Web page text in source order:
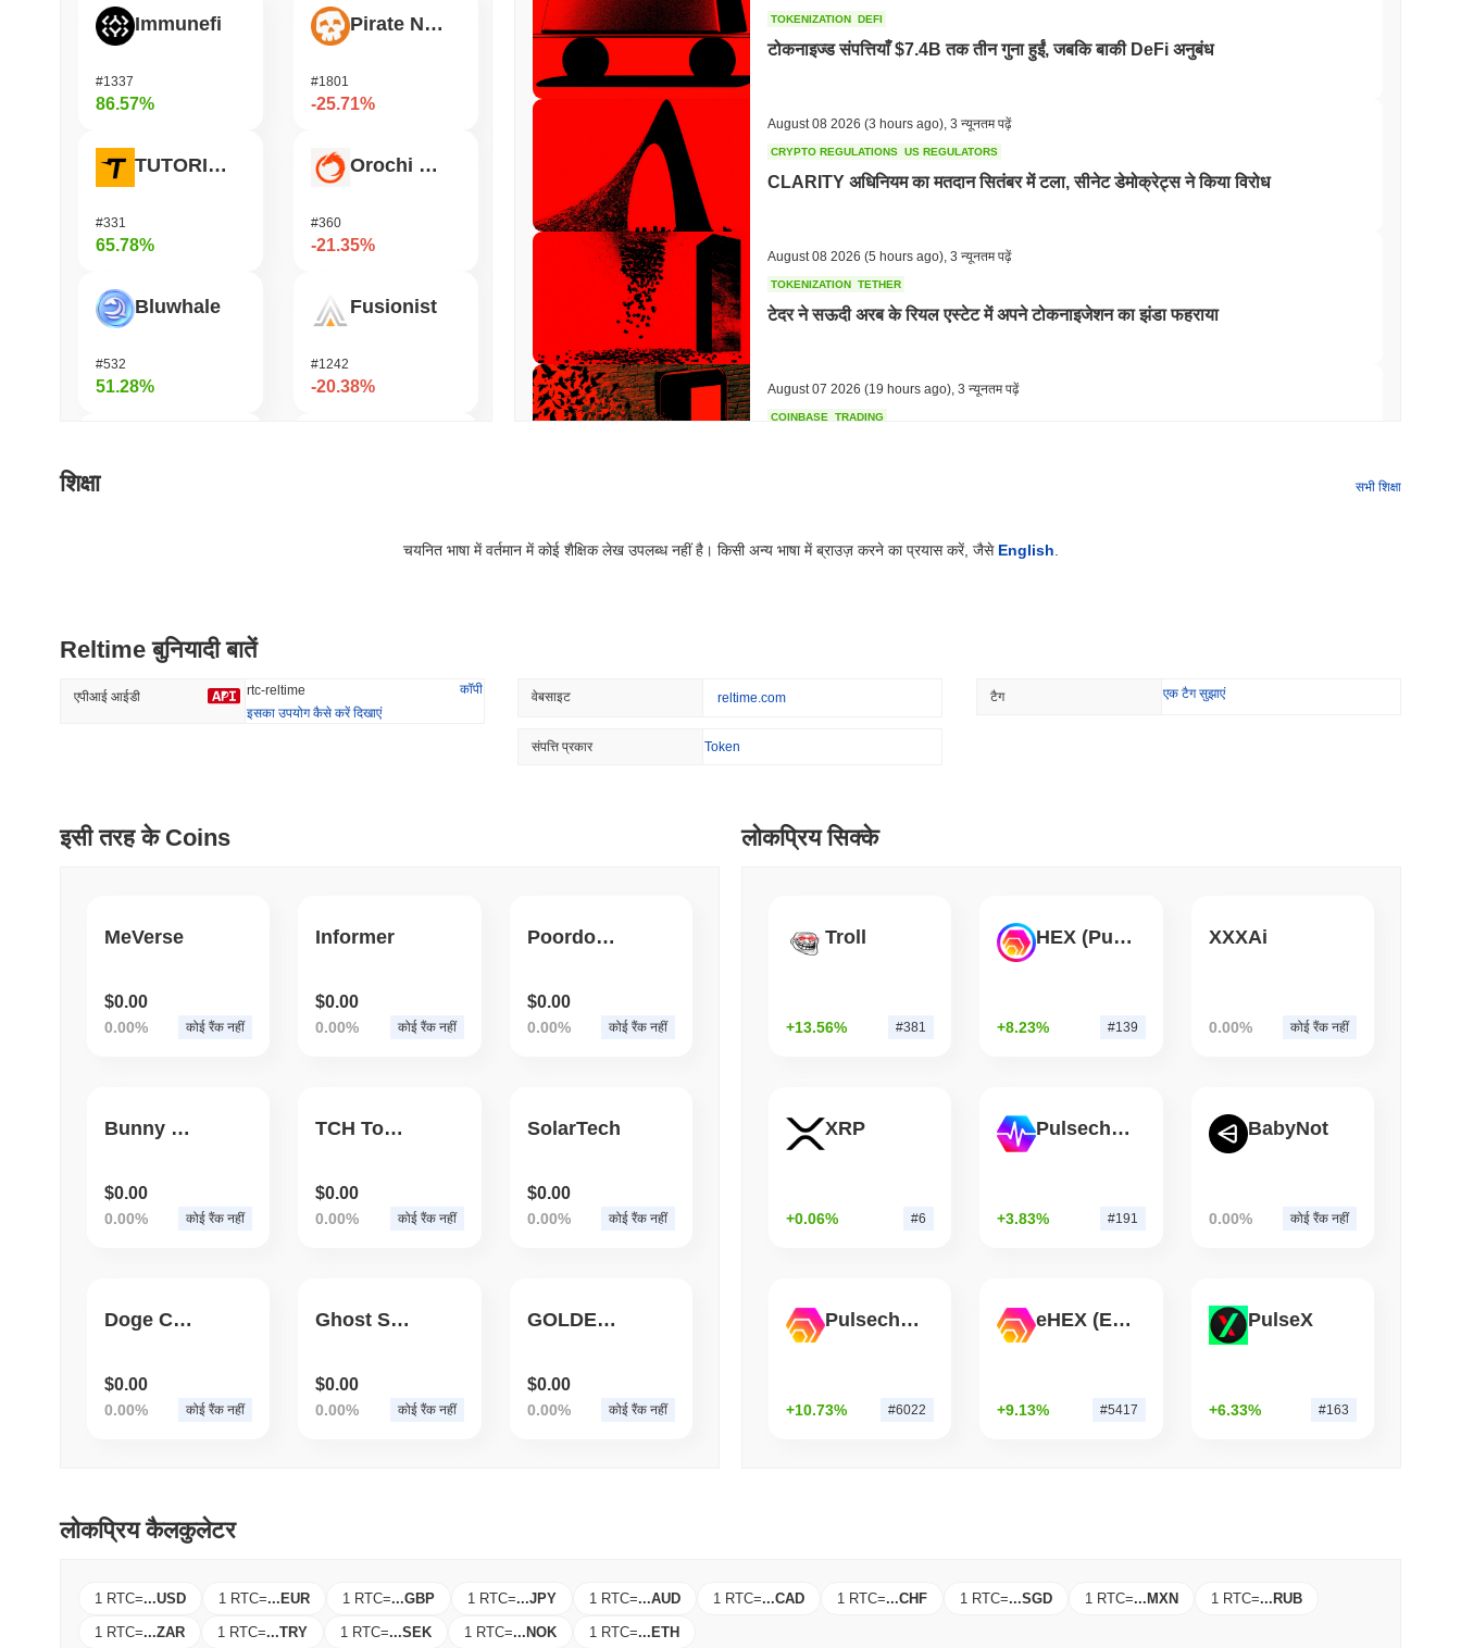
Immunefi
#1337
86.57%
TUTORIAL
#331
65.78%
Bluwhale
#532
51.28%
#361
Pirate Nation Token
#1801
-25.71%
Orochi Network
#360
-21.35%
Fusionist
#1242
-20.38%
TOKENIZATION DEFI
टोकनाइज्ड संपत्तियाँ $7.4B तक तीन गुना हुईं, जबकि बाकी DeFi अनुबंध
August 08 2026 (3 hours ago) 3 न्यूनतम पढ़ें
CRYPTO REGULATIONS US REGULATORS
CLARITY अधिनियम का मतदान सितंबर में टला, सीनेट डेमोक्रेट्स ने किया विरोध
August 08 2026 (5 hours ago) 3 न्यूनतम पढ़ें
TOKENIZATION TETHER
टेदर ने सऊदी अरब के रियल एस्टेट में अपने टोकनाइजेशन का झंडा फहराया
August 07 2026 (19 hours ago) 3 न्यूनतम पढ़ें
COINBASE TRADING
SEC ETFS
वेल्स फार्गो ने जमा को टोकनाइज़ करने की बैंक दौड़ में शामिल किया
STABLECOIN JAPAN
'अत्यंत खराब': बिटकॉइन रेड टीम ने लगभग एक दिन में 85 गंभीर बग की पहचान की
STABLECOINS
शिक्षा सभी शिक्षा
चयनित भाषा में वर्तमान में कोई शैक्षिक लेख उपलब्ध नहीं है। किसी अन्य भाषा में ब्राउज़ करने का प्रयास करें, जैसे English
Reltime बुनियादी बातें
एपीआई आईडी rtc-reltime
कॉपी
इसका उपयोग कैसे करें दिखाएं
वेबसाइट reltime.com
संपत्ति प्रकार Token
टैग एक टैग सुझाएं
इसी तरह के Coins
MeVerse
$0.00
0.00% कोई रैंक नहीं
Informer
$0.00
0.00% कोई रैंक नहीं
Poordoge Coin
$0.00
0.00% कोई रैंक नहीं
Bunny QBT Token
$0.00
0.00% कोई रैंक नहीं
TCH Token
$0.00
0.00% कोई रैंक नहीं
SolarTech
$0.00
0.00% कोई रैंक नहीं
Doge Condoms
$0.00
0.00% कोई रैंक नहीं
Ghost Shiba
$0.00
0.00% कोई रैंक नहीं
GOLDEN PIG
$0.00
0.00% कोई रैंक नहीं
लोकप्रिय सिक्के
Troll
+13.56% #381
HEX (Pulsechain)
+8.23% #139
XXXAi
0.00% कोई रैंक नहीं
XRP
+0.06% #6
Pulsechain
+3.83% #191
BabyNot
0.00% कोई रैंक नहीं
Pulsechain Bridged HEX (Pulsechain)
+10.73% #6022
eHEX (Ethereum)
+9.13% #5417
PulseX
+6.33% #163
लोकप्रिय कैलकुलेटर
1 RTC=...USD 1 RTC=...EUR 1 RTC=...GBP 1 RTC=...JPY 1 RTC=...AUD 1 RTC=...CAD 1 RTC=...CHF 1 RTC=...SGD 1 RTC=...MXN 1 RTC=...RUB
1 RTC=...ZAR 1 RTC=...TRY 1 RTC=...SEK 1 RTC=...NOK 1 RTC=...ETH